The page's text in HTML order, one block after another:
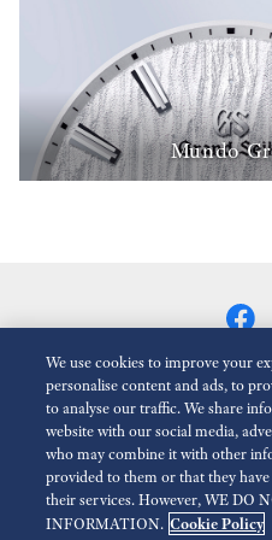
Mundo
Termos de
Política de Cookies
We use cookies to improve your
personalise content and ads, to
to analyse our traffic. We share
website with our social media,
who may combine it with other
provided to them or that they
their services. However, WE DO
INFORMATION. Cookie Policy